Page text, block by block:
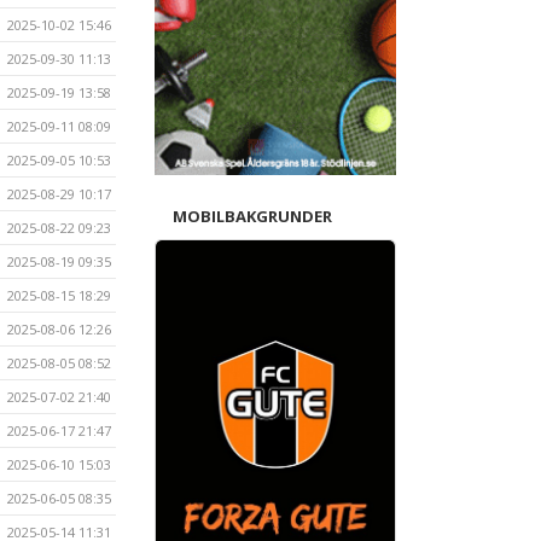
2025-10-02 15:46
2025-09-30 11:13
2025-09-19 13:58
2025-09-11 08:09
2025-09-05 10:53
2025-08-29 10:17
2025-08-22 09:23
2025-08-19 09:35
2025-08-15 18:29
2025-08-06 12:26
2025-08-05 08:52
2025-07-02 21:40
2025-06-17 21:47
2025-06-10 15:03
2025-06-05 08:35
2025-05-14 11:31
MOBILBAKGRUNDER